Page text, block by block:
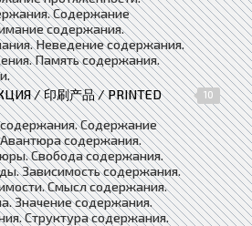
Содержание
содержания.
Неведение содержания.
Память содержания.
/ 印刷产品 / PRINTED
10
Содержание
содержания.
Свобода содержания.
Зависимость содержания.
Смысл содержания.
Значение содержания.
Структура содержания.